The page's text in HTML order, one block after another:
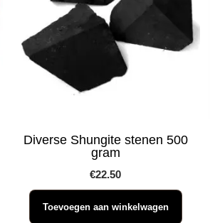
Diverse Shungite stenen 500
gram
€22.50
Toevoegen aan winkelwagen